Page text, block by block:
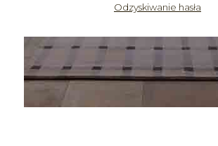
Odzyskiwanie hasła